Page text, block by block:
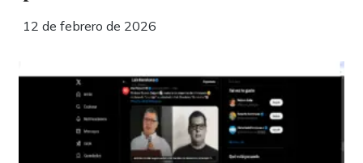
12 de febrero de 2026